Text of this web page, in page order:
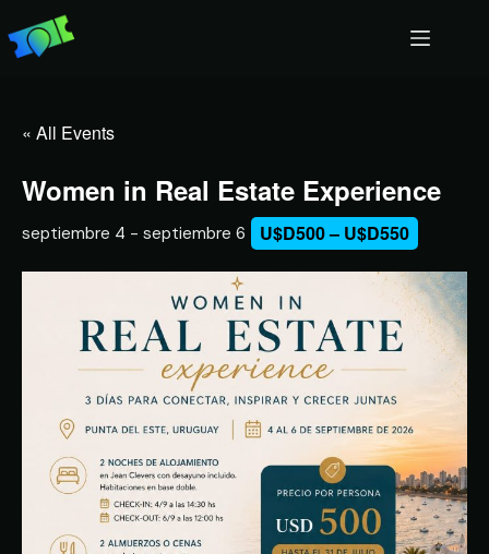
« All Events
Women in Real Estate Experience
septiembre 4 - septiembre 6 U$D500 – U$D550